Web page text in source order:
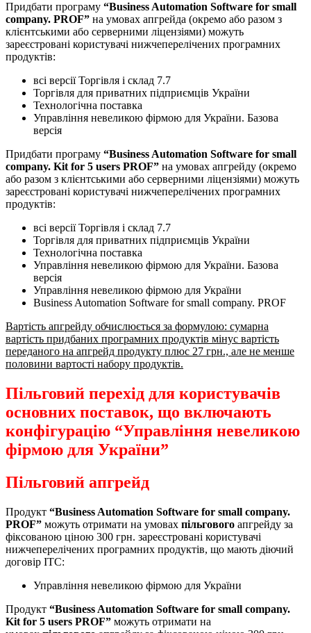
Придбати програму “Business Automation Software for small
company. PROF” на умовах апгрейда (окремо або разом з
клієнтськими або серверними ліцензіями) можуть
зареєстровані користувачі нижчеперелічених програмних
продуктів:
всі версії Торгівля і склад 7.7
Торгівля для приватних підприємців України
Технологічна поставка
Управління невеликою фірмою для України. Базова
версія
Придбати програму “Business Automation Software for small
company. Kit for 5 users PROF” на умовах апгрейду (окремо
або разом з клієнтськими або серверними ліцензіями) можуть
зареєстровані користувачі нижчеперелічених програмних
продуктів:
всі версії Торгівля і склад 7.7
Торгівля для приватних підприємців України
Технологічна поставка
Управління невеликою фірмою для України. Базова
версія
Управління невеликою фірмою для України
Business Automation Software for small company. PROF
Вартість апгрейду обчислюється за формулою: сумарна
вартість придбаних програмних продуктів мінус вартість
переданого на апгрейд продукту плюс 27 грн., але не менше
половини вартості набору продуктів.
Пільговий перехід для користувачів
основних поставок, що включають
конфігурацію “Управління невеликою
фірмою для України”
Пільговий апгрейд
Продукт “Business Automation Software for small company.
PROF” можуть отримати на умовах пільгового апгрейду за
фіксованою ціною 300 грн. зареєстровані користувачі
нижчеперелічених програмних продуктів, що мають діючий
договір ІТС:
Управління невеликою фірмою для України
Продукт “Business Automation Software for small company.
Kit for 5 users PROF” можуть отримати на